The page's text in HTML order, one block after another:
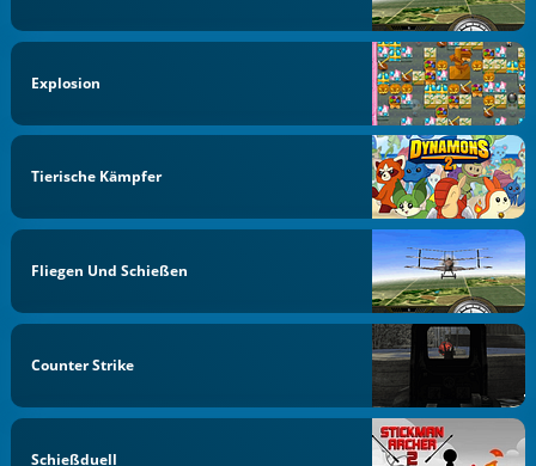
Explosion
Tierische Kämpfer
Fliegen Und Schießen
Counter Strike
Schießduell